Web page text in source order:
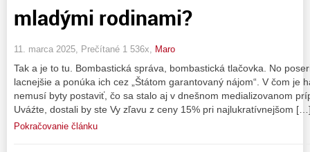
mladými rodinami?
11. marca 2025, Prečítané 1 536x, Maro
Tak a je to tu. Bombastická správa, bombastická tlačovka. No
lacnejšie a ponúka ich cez „Štátom garantovaný nájom“. V čom je
nemusí byty postaviť, čo sa stalo aj v dnešnom medializovanom
Uváźte, dostali by ste Vy zľavu z ceny 15% pri najlukratívnejšom
Pokračovanie článku